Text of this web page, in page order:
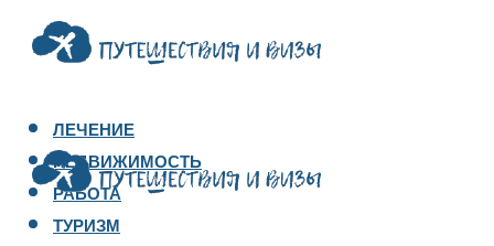
ЛЕЧЕНИЕ
НЕДВИЖИМОСТЬ
РАБОТА
ТУРИЗМ